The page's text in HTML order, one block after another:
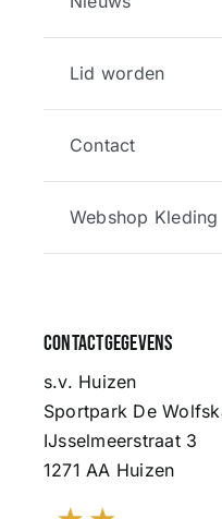
Lid worden
Contact
Webshop Kleding
Contactgegevens
s.v. Huizen
Sportpark De
IJsselmeerstraat 3
1271 AA Huizen